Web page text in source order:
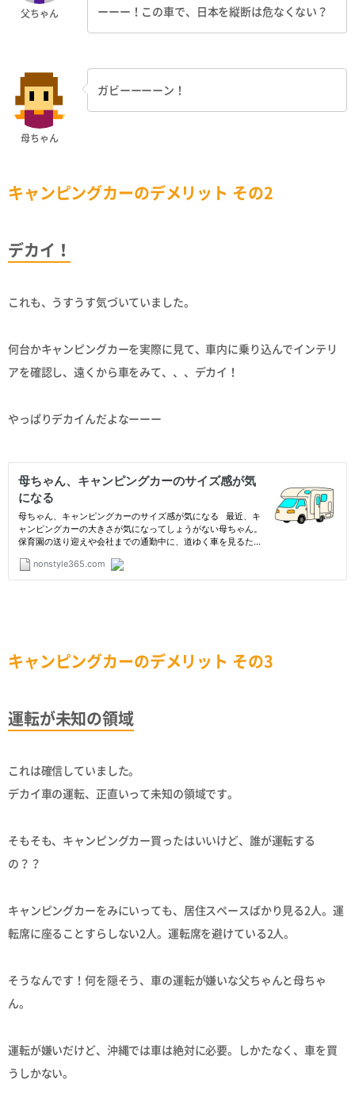
父ちゃん ーーー！この車で、日本を縦断は危なくない？
母ちゃん
ガビーーーーン！
キャンピングカーのデメリット その2
デカイ！
これも、うすうす気づいていました。
何台かキャンピングカーを実際に見て、車内に乗り込んでインテリ
アを確認し、遠くから車をみて、、、デカイ！
やっぱりデカイんだよなーーー
キャンピングカーのデメリット その3
運転が未知の領域
これは確信していました。
デカイ車の運転、正直いって未知の領域です。
そもそも、キャンピングカー買ったはいいけど、誰が運転する
の？？
キャンピングカーをみにいっても、居住スペースばかり見る2人。運
転席に座ることすらしない2人。運転席を避けている2人。
そうなんです！何を隠そう、車の運転が嫌いな父ちゃんと母ちゃ
ん。
運転が嫌いだけど、沖縄では車は絶対に必要。しかたなく、車を買
うしかない。